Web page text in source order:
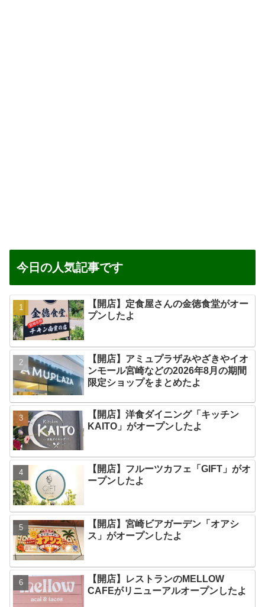
今日の人気記事です
【開店】定食屋さんの金徳食堂がオー
プンしたよ
【開店】アミュプラザみやざきやイオ
ンモール宮崎などの2026年8月の期間
限定ショップをまとめたよ
【開店】洋食ダイニング「キッチン
KAITO」がオープンしたよ
【開店】フルーツカフェ「GIFT」がオ
ープンしたよ
【開店】宮崎ビアガーデン「オアシ
ス」がオープンしたよ
【開店】レストランのMELLOW
CAFEがリニューアルオープンしたよ